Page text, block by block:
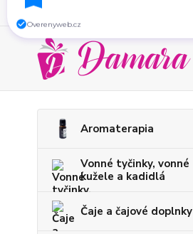
Aromaterapia
Vonné tyčinky, vonné
kužele a kadidlá
Čaje a čajové doplnky
% zľavu
Overenyweb.cz